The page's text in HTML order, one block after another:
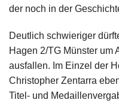
der noch in der
Deutlich schwieriger
Hagen 2/TG Münster um
ausfallen. Im Einzel der
Christopher Zentarra
Titel- und